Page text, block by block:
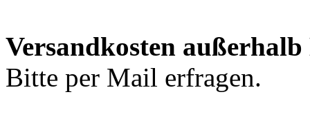
Versandkosten
Bitte per Mail erfragen.